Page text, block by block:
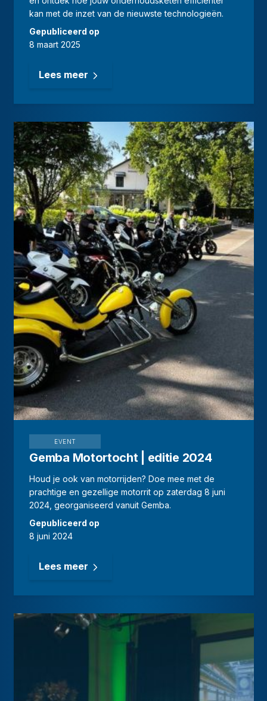
kan met de inzet van de nieuwste technologieën.
Gepubliceerd op
8 maart 2025
Lees meer
EVENT
Gemba Motortocht | editie 2024
Houd je ook van motorrijden? Doe mee met de
prachtige en gezellige motorrit op zaterdag 8 juni
2024, georganiseerd vanuit Gemba.
Gepubliceerd op
8 juni 2024
Lees meer